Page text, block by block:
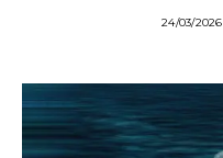
24/03/2026